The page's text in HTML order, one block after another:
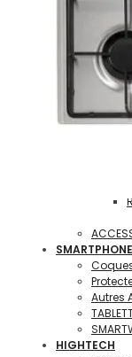
Autres
HIGHTECH